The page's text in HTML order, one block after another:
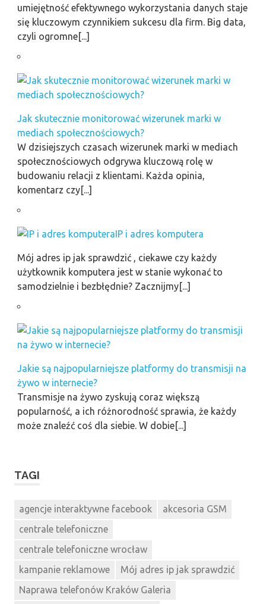
umiejętność efektywnego wykorzystania danych staje
się kluczowym czynnikiem sukcesu dla firm. Big data,
czyli ogromne[...]
Jak skutecznie monitorować wizerunek marki w
mediach społecznościowych?
W dzisiejszych czasach wizerunek marki w mediach
społecznościowych odgrywa kluczową rolę w
budowaniu relacji z klientami. Każda opinia,
komentarz czy[...]
IP i adres komputera
Mój adres ip jak sprawdzić , ciekawe czy każdy
użytkownik komputera jest w stanie wykonać to
samodzielnie i bezbłędnie? Zacznijmy[...]
Jakie są najpopularniejsze platformy do transmisji na
żywo w internecie?
Transmisje na żywo zyskują coraz większą
popularność, a ich różnorodność sprawia, że każdy
może znaleźć coś dla siebie. W dobie[...]
TAGI
agencje interaktywne facebook
akcesoria GSM
centrale telefoniczne
centrale telefoniczne wrocław
kampanie reklamowe
Mój adres ip jak sprawdzić
Naprawa telefonów Kraków Galeria